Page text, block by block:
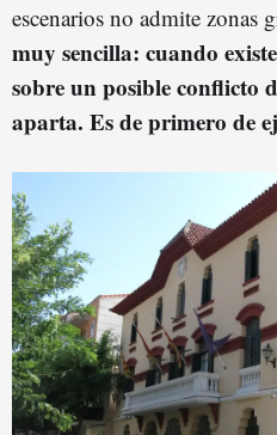
escenarios no admite zonas
muy sencilla: cuando
sobre un posible conflicto
aparta. Es de primero de